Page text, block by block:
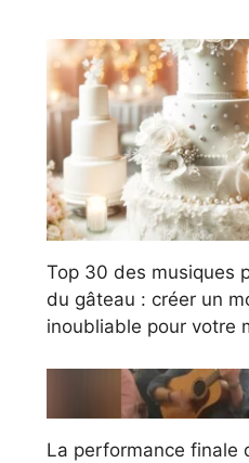
Top 30 des musiques
du gâteau : créer un
inoubliable pour votre
La performance finale